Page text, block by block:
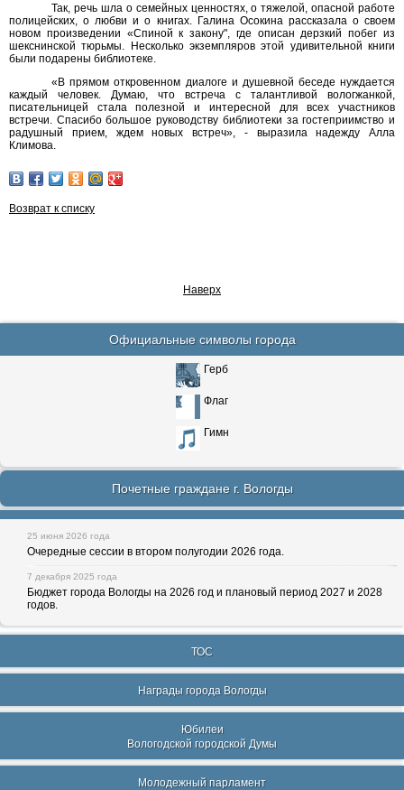
Так, речь шла о семейных ценностях, о тяжелой, опасной работе
полицейских, о любви и о книгах. Галина Осокина рассказала о своем
новом произведении «Спиной к закону", где описан дерзкий побег из
шекснинской тюрьмы. Несколько экземпляров этой удивительной книги
были подарены библиотеке.
«В прямом откровенном диалоге и душевной беседе нуждается
каждый человек. Думаю, что встреча с талантливой вологжанкой,
писательницей стала полезной и интересной для всех участников
встречи. Спасибо большое руководству библиотеки за гостеприимство и
радушный прием, ждем новых встреч», - выразила надежду Алла
Климова.
Возврат к списку
Наверх
Официальные символы города
Герб
Флаг
Гимн
Почетные граждане г. Вологды
25 июня 2026 года
Очередные сессии в втором полугодии 2026 года.
7 декабря 2025 года
Бюджет города Вологды на 2026 год и плановый период 2027 и 2028
годов.
ТОС
Награды города Вологды
Юбилеи
Вологодской городской Думы
Молодежный парламент